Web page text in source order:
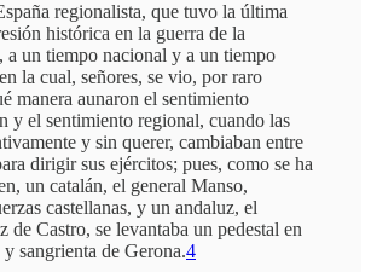
regionalista, que tuvo la última
histórica en la guerra de la
a un tiempo nacional y a un tiempo
la cual, señores, se vio, por raro
manera aunaron el sentimiento
y el sentimiento regional, cuando las
y sin querer, cambiaban entre
dirigir sus ejércitos; pues, como se ha
un catalán, el general Manso,
castellanas, y un andaluz, el
de Castro, se levantaba un pedestal en
sangrienta de Gerona.4